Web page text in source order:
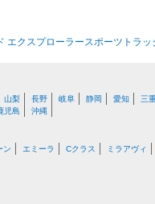
エクスプローラースポーツトラ
山梨 長野 岐阜 静岡 愛知 三
児島 沖縄
ン エミーラ Cクラス ミラアヴィ